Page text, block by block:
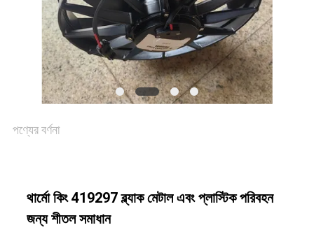
নীতি
পণ্যের বর্ণনা
থার্মো কিং 419297 ব্ল্যাক মেটাল এবং প্লাস্টিক পরিবহন
জন্য শীতল সমাধান